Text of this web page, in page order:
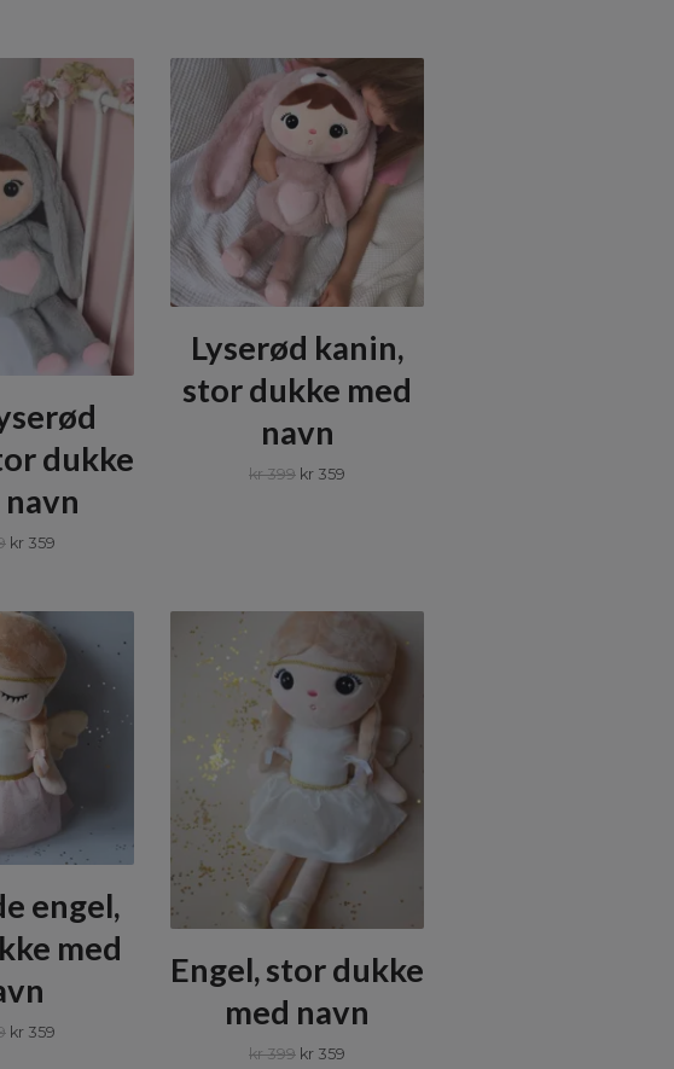
dukke
kr 359
Lyserød kanin,
stor dukke med
navn
kr 399 kr 359
engel,
med
kr 359
Engel, stor dukke
med navn
kr 399 kr 359